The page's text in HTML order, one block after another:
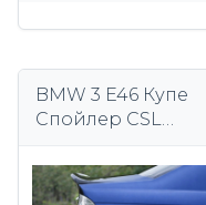
BMW 3 E46 Купе
Спойлер CSL